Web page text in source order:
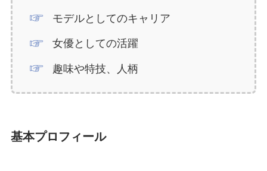
モデルとしてのキャリア
女優としての活躍
趣味や特技、人柄
基本プロフィール